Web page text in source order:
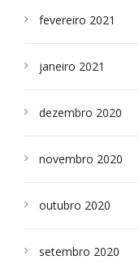
fevereiro 2021
janeiro 2021
dezembro 2020
novembro 2020
outubro 2020
setembro 2020